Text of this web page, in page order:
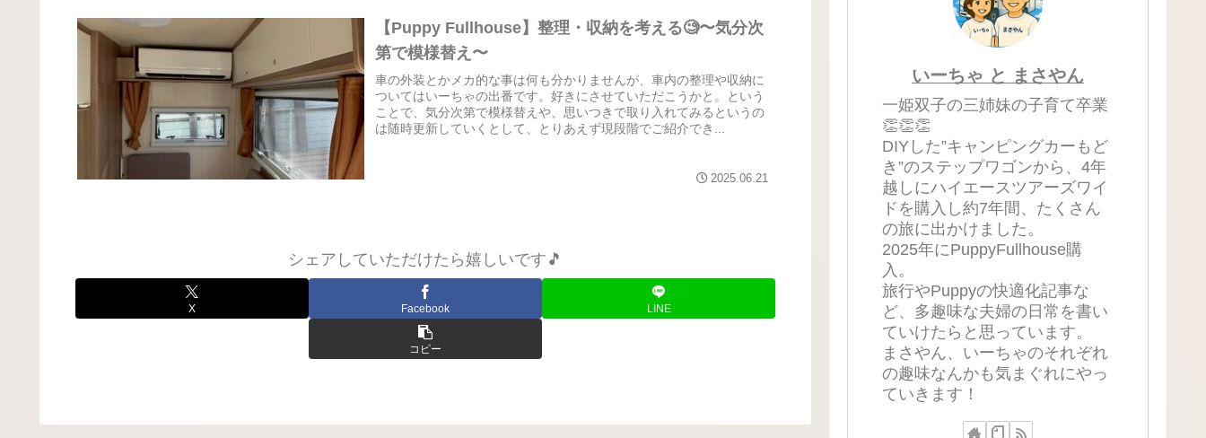
【Puppy Fullhouse】整理・収納を考える🧐〜気分次
第で模様替え〜
車の外装とかメカ的な事は何も分かりませんが、車内の整理や収納に
ついてはいーちゃの出番です。好きにさせていただこうかと。という
ことで、気分次第で模様替えや、思いつきで取り入れてみるというの
は随時更新していくとして、とりあえず現段階でご紹介でき...
2025.06.21
シェアしていただけたら嬉しいです🎵
X Facebook LINE
コピー
いーちゃ と まさやん
一姫双子の三姉妹の子育て卒業
👏👏👏
DIYした”キャンピングカーもど
き”のステップワゴンから、4年
越しにハイエースツアーズワイ
ドを購入し約7年間、たくさん
の旅に出かけました。
2025年にPuppyFullhouse購
入。
旅行やPuppyの快適化記事な
ど、多趣味な夫婦の日常を書い
ていけたらと思っています。
まさやん、いーちゃのそれぞれ
の趣味なんかも気まぐれにやっ
ていきます！